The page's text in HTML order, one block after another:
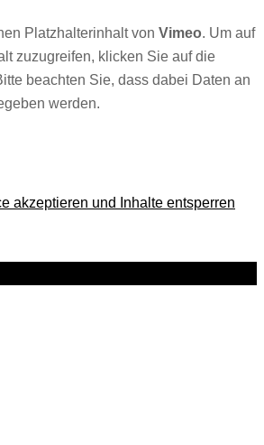
Platzhalterinhalt von Vimeo. Um auf
zuzugreifen, klicken Sie auf die
beachten Sie, dass dabei Daten an
werden.
akzeptieren und Inhalte entsperren